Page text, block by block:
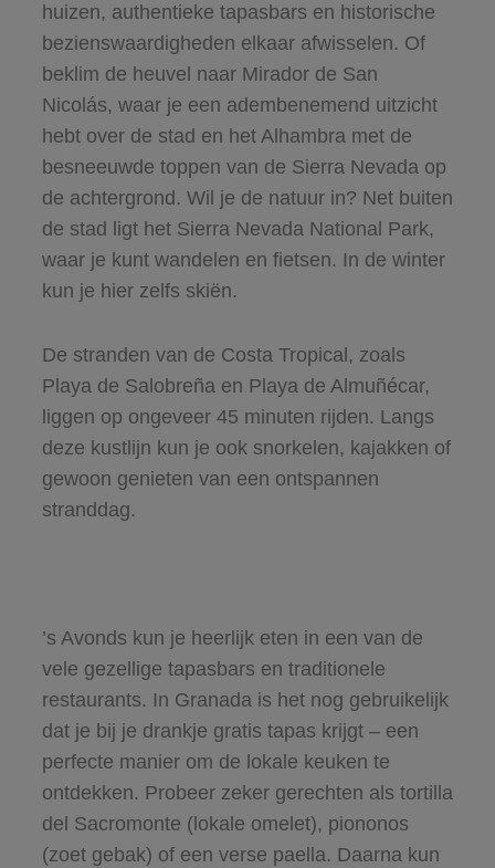
huizen, authentieke tapasbars en historische
bezienswaardigheden elkaar afwisselen. Of
beklim de heuvel naar Mirador de San
Nicolás, waar je een adembenemend uitzicht
hebt over de stad en het Alhambra met de
besneeuwde toppen van de Sierra Nevada op
de achtergrond. Wil je de natuur in? Net buiten
de stad ligt het Sierra Nevada National Park,
waar je kunt wandelen en fietsen. In de winter
kun je hier zelfs skiën.
De stranden van de Costa Tropical, zoals
Playa de Salobreña en Playa de Almuñécar,
liggen op ongeveer 45 minuten rijden. Langs
deze kustlijn kun je ook snorkelen, kajakken of
gewoon genieten van een ontspannen
stranddag.
’s Avonds kun je heerlijk eten in een van de
vele gezellige tapasbars en traditionele
restaurants. In Granada is het nog gebruikelijk
dat je bij je drankje gratis tapas krijgt – een
perfecte manier om de lokale keuken te
ontdekken. Probeer zeker gerechten als tortilla
del Sacromonte (lokale omelet), piononos
(zoet gebak) of een verse paella. Daarna kun